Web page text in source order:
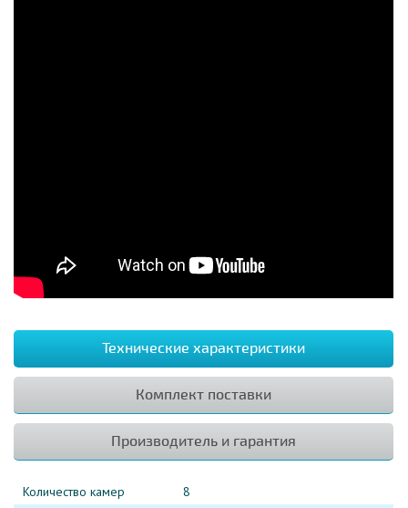
Технические характеристики
Комплект поставки
Производитель и гарантия
Количество камер
8